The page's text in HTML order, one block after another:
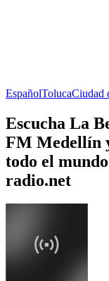
EspañolTolucaCiudad
Escucha La
FM Medellín
todo el
radio.net